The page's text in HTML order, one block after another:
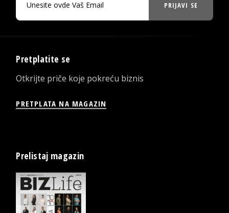
PRIJAVI SE
Pretplatite se
Otkrijte priče koje pokreću biznis
PRETPLATA NA MAGAZIN
Prelistaj magazin